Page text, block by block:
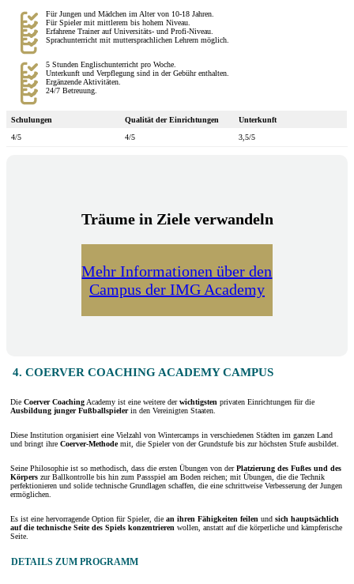
Für Jungen und Mädchen im Alter von 10-18 Jahren.
Für Spieler mit mittlerem bis hohem Niveau.
Erfahrene Trainer auf Universitäts- und Profi-Niveau.
Sprachunterricht mit muttersprachlichen Lehrern möglich.
5 Stunden Englischunterricht pro Woche.
Unterkunft und Verpflegung sind in der Gebühr enthalten.
Ergänzende Aktivitäten.
24/7 Betreuung.
Schulungen Qualität der Einrichtungen
Unterkunft
4/5
4/5 3,5/5
Träume in Ziele verwandeln
Mehr Informationen über den
Campus der IMG Academy
4. COERVER COACHING ACADEMY CAMPUS
Die Coerver Coaching Academy ist eine weitere derwichtigsten privaten Einrichtungen für die
Ausbildung junger Fußballspielerin den Vereinigten Staaten.
Diese Institution organisiert eine Vielzahl von Wintercamps in verschiedenen Städten im ganzen Land
und bringt ihre Coerver-Methodemit, die Spieler von der Grundstufe bis zur höchsten Stufe ausbildet.
Seine Philosophie ist so methodisch, dass die ersten Übungen von derPlatzierung des Fußes und des
Körpers zur Ballkontrolle bis hin zum Passspiel am Boden reichen; mit Übungen, die die Technik
perfektionieren und solide technische Grundlagen schaffen, die eine schrittweise Verbesserung der Jungen
ermöglichen.
Es ist eine hervorragende Option für Spieler, die an ihren Fähigkeiten feilen und sich hauptsächlich
auf die technische Seite des Spiels konzentrieren wollen, anstatt auf die körperliche und kämpferische
Seite.
DETAILS ZUM PROGRAMM